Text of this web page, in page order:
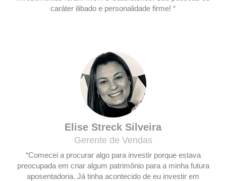
caráter ilibado e personalidade firme! “
Elise Streck Silveira
Gerente de Vendas
“Comecei a procurar algo para investir porque estava
preocupada em criar algum patrimônio para a minha futura
aposentadoria. Já tinha acontecido de eu investir em